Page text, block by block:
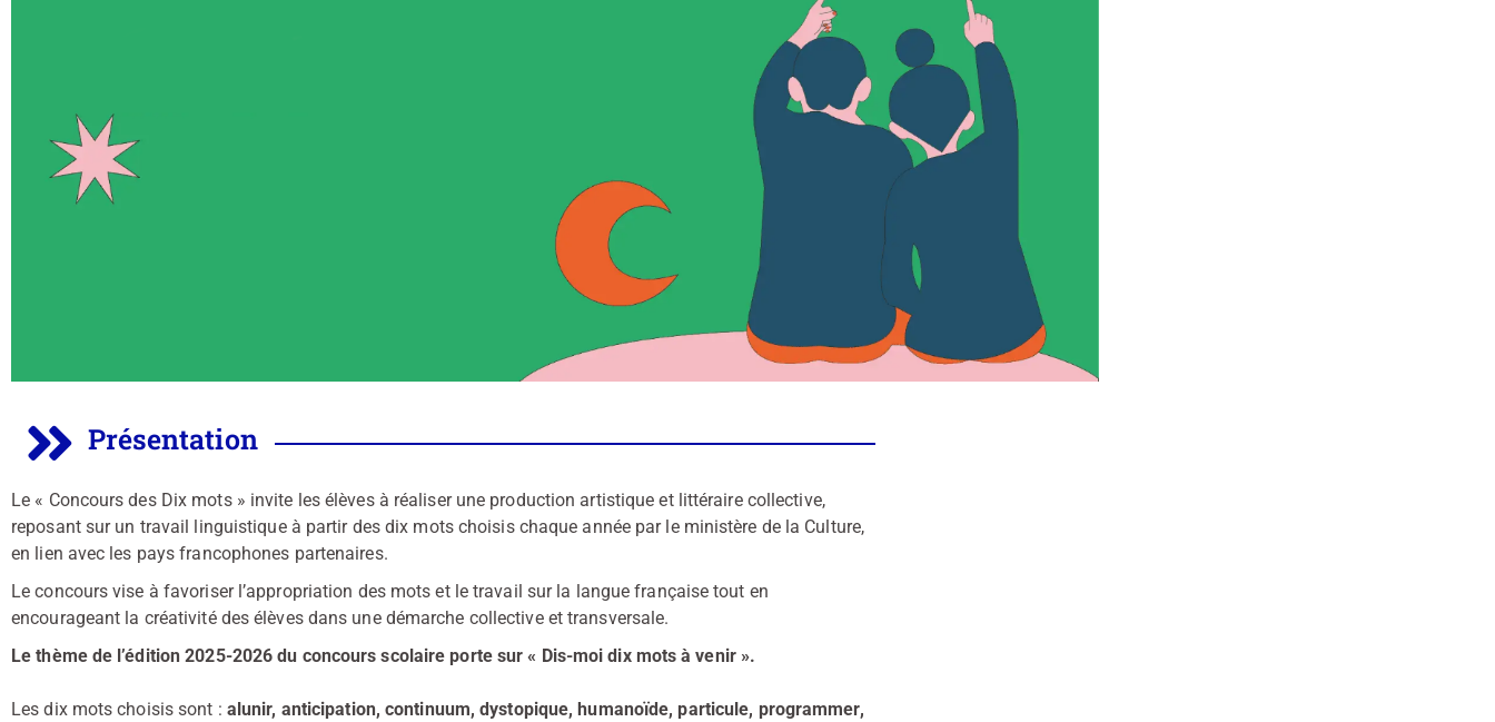
Présentation
Le « Concours des Dix mots » invite les élèves à réaliser une production artistique et littéraire collective,
reposant sur un travail linguistique à partir des dix mots choisis chaque année par le ministère de la Culture,
en lien avec les pays francophones partenaires.
Le concours vise à favoriser l’appropriation des mots et le travail sur la langue française tout en
encourageant la créativité des élèves dans une démarche collective et transversale.
Le thème de l’édition 2025-2026 du concours scolaire porte sur « Dis-moi dix mots à venir ».
Les dix mots choisis sont : alunir, anticipation, continuum, dystopique, humanoïde, particule, programmer,